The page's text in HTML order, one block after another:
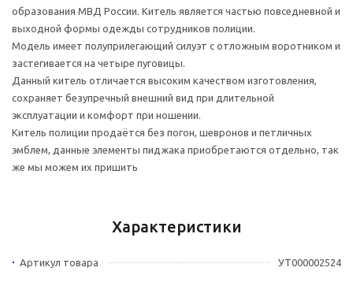
образования МВД России. Китель является частью повседневной и
выходной формы одежды сотрудников полиции.
Модель имеет полуприлегающий силуэт с отложным воротником и
застегивается на четыре пуговицы.
Данный китель отличается высоким качеством изготовления,
сохраняет безупречный внешний вид при длительной
эксплуатации и комфорт при ношении.
Китель полиции продаётся без погон, шевронов и петличных
эмблем, данные элементы пиджака приобретаются отдельно, так
же мы можем их пришить
Характеристики
Артикул товара УТ000002524